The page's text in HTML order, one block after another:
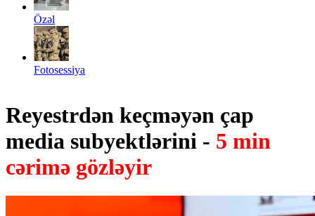
Özəl
Fotosessiya
Reyestrdən keçməyən çap
media subyektlərini - 5 min
cərimə gözləyir